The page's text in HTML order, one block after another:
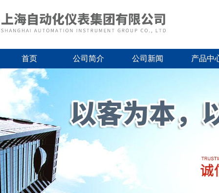
首页 公司简介 公司新闻 产品中